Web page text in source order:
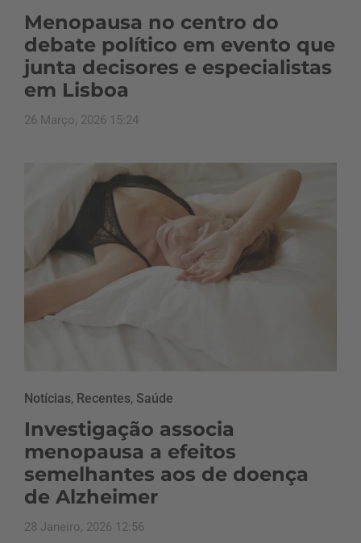
Menopausa no centro do
debate político em evento que
junta decisores e especialistas
em Lisboa
26 Março, 2026 15:24
Notícias, Recentes, Saúde
Investigação associa
menopausa a efeitos
semelhantes aos de doença
de Alzheimer
28 Janeiro, 2026 12:56